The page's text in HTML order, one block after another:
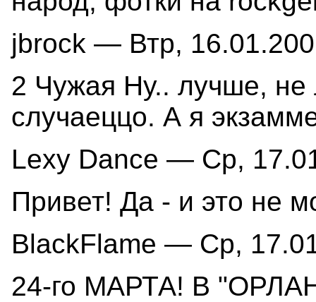
jbrock — Втр,
2 Чужая Ну.. лучше, не
случаеццо. А я
Lexy Dance — Ср,
Привет! Да - и это не
BlackFlame — Ср,
24-го МАРТА! В